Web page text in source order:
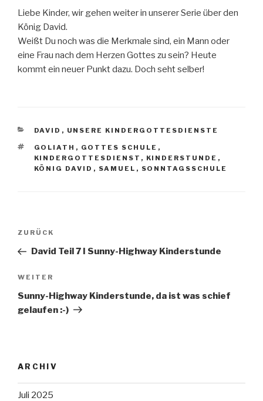
Liebe Kinder, wir gehen weiter in unserer Serie über den
König David.
Weißt Du noch was die Merkmale sind, ein Mann oder
eine Frau nach dem Herzen Gottes zu sein? Heute
kommt ein neuer Punkt dazu. Doch seht selber!
KATEGORIEN
DAVID , UNSERE KINDERGOTTESDIENSTE
SCHLAGWÖRTER
GOLIATH , GOTTES SCHULE ,
KINDERGOTTESDIENST , KINDERSTUNDE ,
KÖNIG DAVID , SAMUEL , SONNTAGSSCHULE
Beitragsnavigation
Vorheriger
Beitrag
ZURÜCK
David Teil 7 I Sunny-Highway Kinderstunde
Nächster
Beitrag
WEITER
Sunny-Highway Kinderstunde, da ist was schief
gelaufen :-)
ARCHIV
Juli 2025